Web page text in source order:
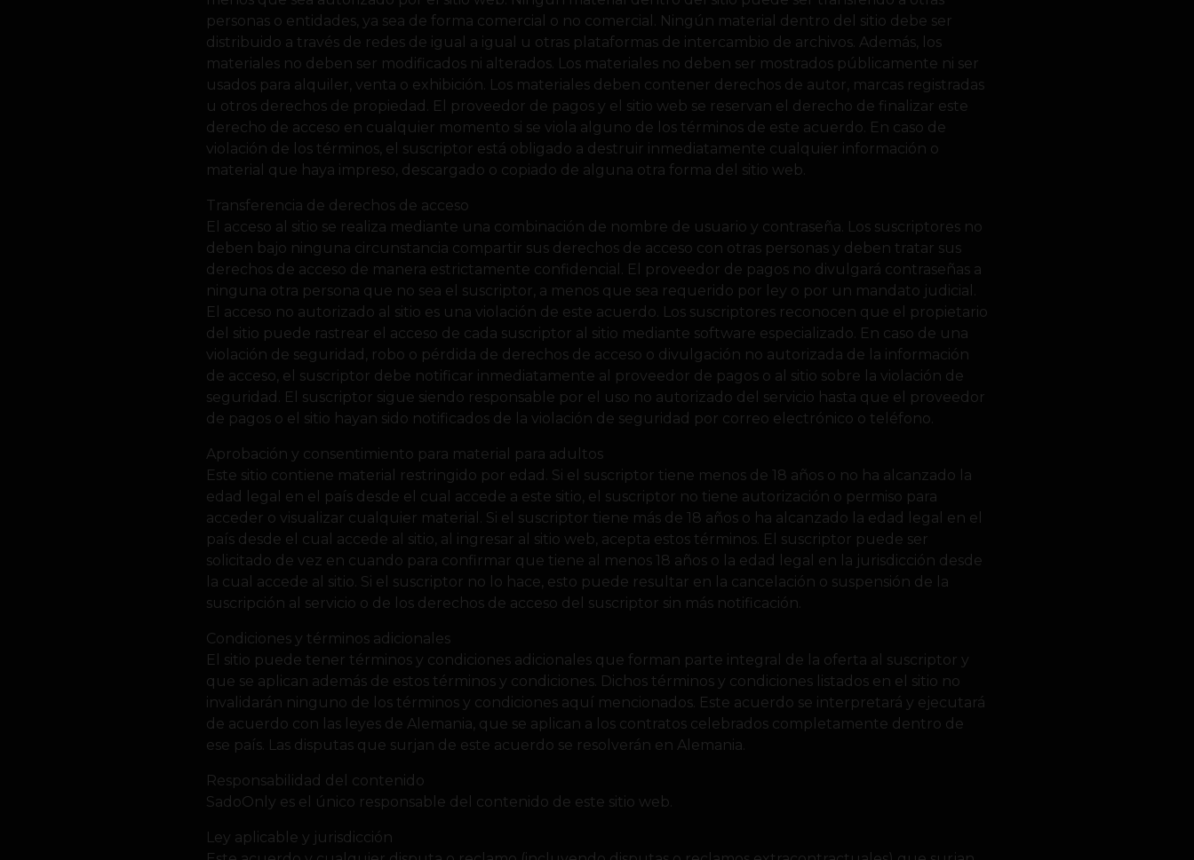
personas o entidades, ya sea de forma comercial o no comercial. Ningún material dentro del sitio debe ser
distribuido a través de redes de igual a igual u otras plataformas de intercambio de archivos. Además, los
materiales no deben ser modificados ni alterados. Los materiales no deben ser mostrados públicamente ni ser
usados para alquiler, venta o exhibición. Los materiales deben contener derechos de autor, marcas registradas
u otros derechos de propiedad. El proveedor de pagos y el sitio web se reservan el derecho de finalizar este
derecho de acceso en cualquier momento si se viola alguno de los términos de este acuerdo. En caso de
violación de los términos, el suscriptor está obligado a destruir inmediatamente cualquier información o
material que haya impreso, descargado o copiado de alguna otra forma del sitio web.
Transferencia de derechos de acceso
El acceso al sitio se realiza mediante una combinación de nombre de usuario y contraseña. Los suscriptores no
deben bajo ninguna circunstancia compartir sus derechos de acceso con otras personas y deben tratar sus
derechos de acceso de manera estrictamente confidencial. El proveedor de pagos no divulgará contraseñas a
ninguna otra persona que no sea el suscriptor, a menos que sea requerido por ley o por un mandato judicial.
El acceso no autorizado al sitio es una violación de este acuerdo. Los suscriptores reconocen que el propietario
del sitio puede rastrear el acceso de cada suscriptor al sitio mediante software especializado. En caso de una
violación de seguridad, robo o pérdida de derechos de acceso o divulgación no autorizada de la información
de acceso, el suscriptor debe notificar inmediatamente al proveedor de pagos o al sitio sobre la violación de
seguridad. El suscriptor sigue siendo responsable por el uso no autorizado del servicio hasta que el proveedor
de pagos o el sitio hayan sido notificados de la violación de seguridad por correo electrónico o teléfono.
Aprobación y consentimiento para material para adultos
Este sitio contiene material restringido por edad. Si el suscriptor tiene menos de 18 años o no ha alcanzado la
edad legal en el país desde el cual accede a este sitio, el suscriptor no tiene autorización o permiso para
acceder o visualizar cualquier material. Si el suscriptor tiene más de 18 años o ha alcanzado la edad legal en el
país desde el cual accede al sitio, al ingresar al sitio web, acepta estos términos. El suscriptor puede ser
solicitado de vez en cuando para confirmar que tiene al menos 18 años o la edad legal en la jurisdicción desde
la cual accede al sitio. Si el suscriptor no lo hace, esto puede resultar en la cancelación o suspensión de la
suscripción al servicio o de los derechos de acceso del suscriptor sin más notificación.
Condiciones y términos adicionales
El sitio puede tener términos y condiciones adicionales que forman parte integral de la oferta al suscriptor y
que se aplican además de estos términos y condiciones. Dichos términos y condiciones listados en el sitio no
invalidarán ninguno de los términos y condiciones aquí mencionados. Este acuerdo se interpretará y ejecutará
de acuerdo con las leyes de Alemania, que se aplican a los contratos celebrados completamente dentro de
ese país. Las disputas que surjan de este acuerdo se resolverán en Alemania.
Responsabilidad del contenido
SadoOnly es el único responsable del contenido de este sitio web.
Ley aplicable y jurisdicción